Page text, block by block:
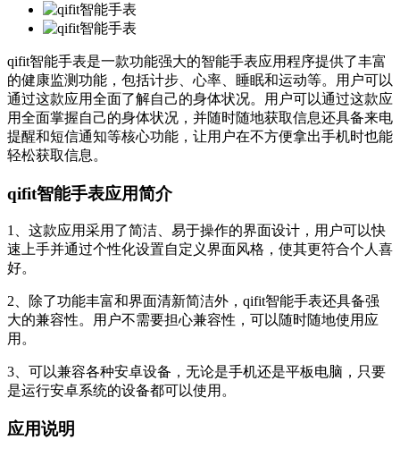
qifit智能手表是一款功能强大的智能手表应用程序提供了丰富
的健康监测功能，包括计步、心率、睡眠和运动等。用户可以
通过这款应用全面了解自己的身体状况。用户可以通过这款应
用全面掌握自己的身体状况，并随时随地获取信息还具备来电
提醒和短信通知等核心功能，让用户在不方便拿出手机时也能
轻松获取信息。
qifit智能手表应用简介
1、这款应用采用了简洁、易于操作的界面设计，用户可以快
速上手并通过个性化设置自定义界面风格，使其更符合个人喜
好。
2、除了功能丰富和界面清新简洁外，qifit智能手表还具备强
大的兼容性。用户不需要担心兼容性，可以随时随地使用应
用。
3、可以兼容各种安卓设备，无论是手机还是平板电脑，只要
是运行安卓系统的设备都可以使用。
应用说明